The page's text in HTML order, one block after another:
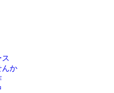
んか